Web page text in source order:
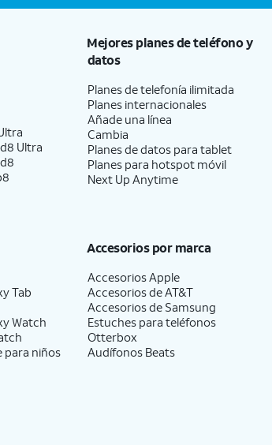
Ultra
Mejores planes de teléfono y
datos
Planes de telefonía ilimitada
Planes internacionales
Añade una línea
Cambia
Planes de datos para tablet
Planes para hotspot móvil
Next Up Anytime
Tab
Watch
para niños
Accesorios por marca
Accesorios Apple
Accesorios deAT&T
Accesorios de Samsung
Estuches para teléfonos
Otterbox
Audífonos Beats